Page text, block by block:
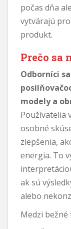
počas dňa
vytvárajú
produkt.
Prečo sa
Odborníci
modely a
Používatelia
osobné
zlepšenia,
energia. To
ak sú
alebo
Medzi